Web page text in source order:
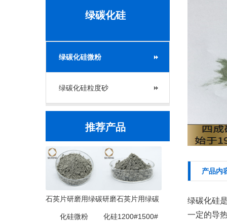
绿碳化硅
绿碳化硅微粉
绿碳化硅粒度砂
推荐产品
石英片研磨用绿碳
化硅微粉
研磨石英片用绿碳
化硅1200#1500#
产品内
绿碳化硅
一定的导